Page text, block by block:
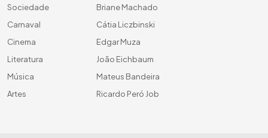
Sociedade
Carnaval
Cinema
Literatura
Música
Artes
Briane Machado
Cátia Liczbinski
Edgar Muza
João Eichbaum
Mateus Bandeira
Ricardo Peró Job